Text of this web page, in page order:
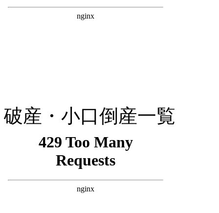
破産・小口倒産一覧